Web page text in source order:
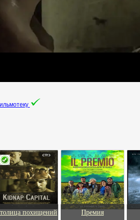
похищений Премия